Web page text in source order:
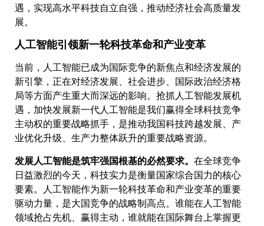
遇，实现高水平科技自立自强，推动经济社会高质量发
展。
人工智能引领新一轮科技革命和产业变革
当前，人工智能已成为国际竞争的新焦点和经济发展的
新引擎，正在对经济发展、社会进步、国际政治经济格
局等方面产生重大而深远的影响。抢抓人工智能发展机
遇，加快发展新一代人工智能是我们赢得全球科技竞争
主动权的重要战略抓手，是推动我国科技跨越发展、产
业优化升级、生产力整体跃升的重要战略资源。
发展人工智能是筑牢强国根基的必然要求。 在全球竞争
日益激烈的今天，科技实力是衡量国家综合国力的核心
要素。人工智能作为新一轮科技革命和产业变革的重要
驱动力量，是大国竞争的战略制高点。谁能在人工智能
领域抢占先机、赢得主动，谁就能在国际舞台上掌握更